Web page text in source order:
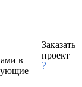
в
Заказать
проект